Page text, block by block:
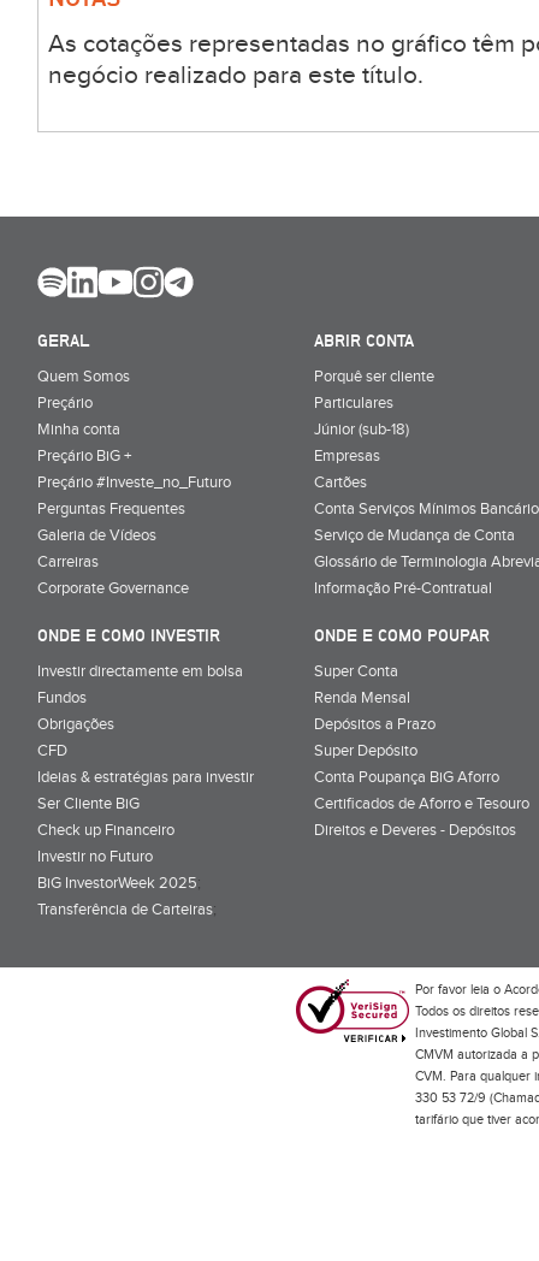
As cotações representadas no gráfico têm
negócio realizado para este título.
GERAL
Quem Somos
Preçário
Minha conta
Preçário BiG +
Preçário #Investe_no_Futuro
Perguntas Frequentes
Galeria de Vídeos
Carreiras
Corporate Governance
ABRIR CONTA
Porquê ser cliente
Particulares
Júnior (sub-18)
Empresas
Cartões
Conta Serviços Mínimos
Serviço de Mudança de Conta
Glossário de Terminologia
Informação Pré-Contratual
ONDE E COMO INVESTIR
Investir directamente em bolsa
Fundos
Obrigações
CFD
Ideias & estratégias para investir
Ser Cliente BiG
Check up Financeiro
Investir no Futuro
BiG InvestorWeek 2025;
Transferência de Carteiras;
ONDE E COMO POUPAR
Super Conta
Renda Mensal
Depósitos a Prazo
Super Depósito
Conta Poupança BiG Aforro
Certificados de Aforro e Tesouro
Direitos e Deveres - Depósitos
Por favor leia o
Todos os direitos
Investimento Global
CMVM autorizada a
CVM. Para qualquer
330 53 72/9
tarifário que tiver